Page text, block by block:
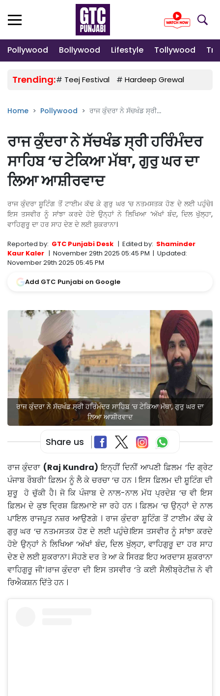
Pollywood Bollywood Lifestyle Tollywood
Trending:# Teej Festival # Hardeep Grewal
Home Pollywood ਰਾਜ ਕੁੰਦਰਾ ਨੇ ਸੱਚਖੰਡ ਸ੍ਰੀ...
ਰਾਜ ਕੁੰਦਰਾ ਨੇ ਸੱਚਖੰਡ ਸ੍ਰੀ ਹਰਿੰਮੰਦਰ
ਸਾਹਿਬ ‘ਚ ਟੇਕਿਆ ਮੱਥਾ, ਗੁਰੁ ਘਰ ਦਾ
ਲਿਆ ਆਸ਼ੀਰਵਾਦ
ਰਾਜ ਕੁੰਦਰਾ ਸ਼ੂਟਿੰਗ ਤੋਂ ਟਾਈਮ ਕੱਢ ਕੇ ਗੁਰੁ ਘਰ ‘ਚ ਨਤਮਸਤਕ ਹੋਣ ਦੇ ਲਈ ਪਹੁੰਚੇ।
ਇਸ ਤਸਵੀਰ ਨੂੰ ਸਾਂਝਾ ਕਰਦੇ ਹੋਏ ਉਨ੍ਹਾਂ ਨੇ ਲਿਖਿਆ ‘ਅੱਖਾਂ ਬੰਦ, ਦਿਲ ਖੁੱਲ੍ਹਾ,
ਵਾਹਿਗੁਰੂ ਦਾ ਹਰ ਸਾਹ ਦੇਣ ਦੇ ਲਈ ਸ਼ੁਕਰਾਨਾ।
Reported by: GTC Punjabi Desk | Edited by: Shaminder
Kaur Kaler | November 29th 2025 05:45 PM | Updated:
November 29th 2025 05:45 PM
Add GTC Punjabi on Google
ਰਾਜ ਕੁੰਦਰਾ ਨੇ ਸੱਚਖੰਡ ਸ੍ਰੀ ਹਰਿੰਮੰਦਰ ਸਾਹਿਬ ‘ਚ ਟੇਕਿਆ ਮੱਥਾ, ਗੁਰੁ ਘਰ ਦਾ
ਲਿਆ ਆਸ਼ੀਰਵਾਦ
Share us
ਰਾਜ ਕੁੰਦਰਾ (Raj Kundra)ਇਨ੍ਹੀਂ ਦਿਨੀਂ ਆਪਣੀ ਫ਼ਿਲਮ ‘ਦਿ ਗ੍ਰੇਟ
ਪੰਜਾਬ ਰੌਬਰੀ’ ਫ਼ਿਲਮ ਨੂੰ ਲੈ ਕੇ ਚਰਚਾ ‘ਚ ਹਨ । ਇਸ ਫ਼ਿਲਮ ਦੀ ਸ਼ੂਟਿੰਗ ਦੀ
ਸ਼ੁਰੂ ਹੋ ਚੁੱਕੀ ਹੈ। ਜੋ ਕਿ ਪੰਜਾਬ ਦੇ ਨਾਲ-ਨਾਲ ਮੱਧ ਪ੍ਰਦੇਸ਼ ‘ਚ ਵੀ ਇਸ
ਫ਼ਿਲਮ ਦੇ ਕੁਝ ਦ੍ਰਿਸ਼ ਫ਼ਿਲਮਾਏ ਜਾ ਰਹੇ ਹਨ । ਫ਼ਿਲਮ ‘ਚ ਉਨ੍ਹਾਂ ਦੇ ਨਾਲ
ਪਾਇਲ ਰਾਜਪੂਤ ਨਜ਼ਰ ਆਉਣਗੇ । ਰਾਜ ਕੁੰਦਰਾ ਸ਼ੂਟਿੰਗ ਤੋਂ ਟਾਈਮ ਕੱਢ ਕੇ
ਗੁਰੁ ਘਰ ‘ਚ ਨਤਮਸਤਕ ਹੋਣ ਦੇ ਲਈ ਪਹੁੰਚੇ।ਇਸ ਤਸਵੀਰ ਨੂੰ ਸਾਂਝਾ ਕਰਦੇ
ਹੋਏ ਉਨ੍ਹਾਂ ਨੇ ਲਿਖਿਆ ‘ਅੱਖਾਂ ਬੰਦ, ਦਿਲ ਖੁੱਲ੍ਹਾ, ਵਾਹਿਗੁਰੂ ਦਾ ਹਰ ਸਾਹ
ਦੇਣ ਦੇ ਲਈ ਸ਼ੁਕਰਾਨਾ। ਸੋਹਣੇ ਦਰ ਤੇ ਆ ਕੇ ਸਿਰਫ਼ ਇਹ ਅਰਦਾਸ ਸ਼ੁਕਰਾਨਾ
ਵਾਹਿਗੁਰੂ ਜੀ’।ਰਾਜ ਕੁੰਦਰਾ ਦੀ ਇਸ ਤਸਵੀਰ ‘ਤੇ ਕਈ ਸੈਲੀਬ੍ਰੇਟੀਜ਼ ਨੇ ਵੀ
ਰਿਐਕਸ਼ਨ ਦਿੱਤੇ ਹਨ ।